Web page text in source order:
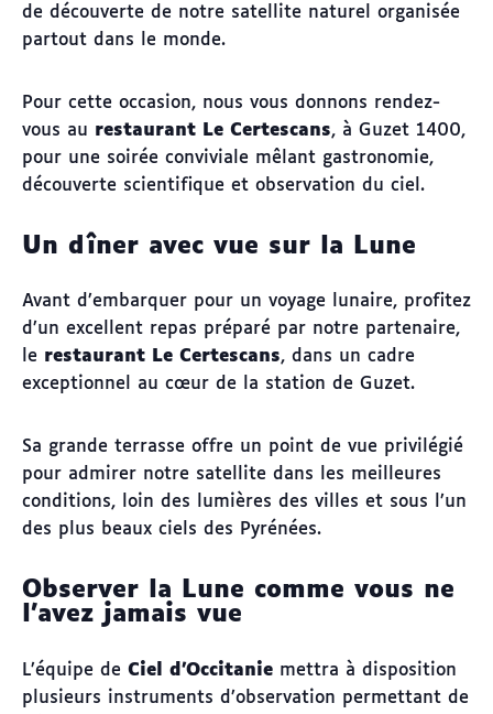
de découverte de notre satellite naturel organisée
partout dans le monde.
Pour cette occasion, nous vous donnons rendez-
vous au restaurant Le Certescans, à Guzet 1400,
pour une soirée conviviale mêlant gastronomie,
découverte scientifique et observation du ciel.
Un dîner avec vue sur la Lune
Avant d’embarquer pour un voyage lunaire, profitez
d’un excellent repas préparé par notre partenaire,
le restaurant Le Certescans, dans un cadre
exceptionnel au cœur de la station de Guzet.
Sa grande terrasse offre un point de vue privilégié
pour admirer notre satellite dans les meilleures
conditions, loin des lumières des villes et sous l’un
des plus beaux ciels des Pyrénées.
Observer la Lune comme vous ne
l’avez jamais vue
L’équipe de Ciel d’Occitanie mettra à disposition
plusieurs instruments d’observation permettant de